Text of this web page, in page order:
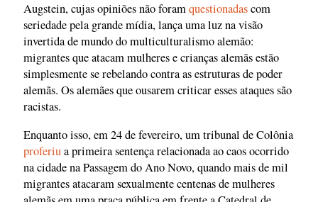
Augstein, cujas opiniões não foramquestionadascom
seriedade pela grande mídia, lança uma luz na visão
invertida de mundo do multiculturalismo alemão:
migrantes que atacam mulheres e crianças alemãs estão
simplesmente se rebelando contra as estruturas de poder
alemãs. Os alemães que ousarem criticar esses ataques são
racistas.
Enquanto isso, em 24 de fevereiro, um tribunal de Colônia
proferiua primeira sentença relacionada ao caos ocorrido
na cidade na Passagem do Ano Novo, quando mais de mil
migrantes atacaram sexualmente centenas de mulheres